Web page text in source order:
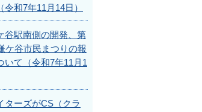
令和7年11月14日）
谷駅南側の開発、第
ケ谷市民まつりの報
いて（令和7年11月1
ターズがCS（クラ